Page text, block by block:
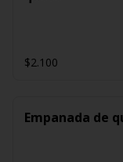
$2.100
Empanada de